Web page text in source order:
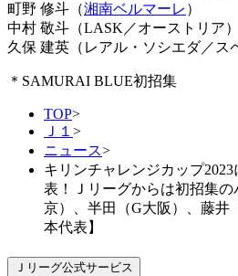
町野 修斗（湘南ベルマーレ ）
中村 敬斗（LASK／オーストリア）
久保 建英（レアル・ソシエダ／ス
＊SAMURAI BLUE初招集
TOP>
Ｊ１ >
ニュース>
キリンチャレンジカップ
表！Ｊリーグからは初招集
京）、半田（G大阪）、藤井
本代表】
Ｊリーグ公式サービス